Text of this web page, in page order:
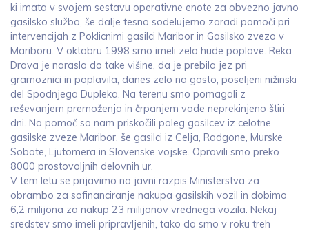
ki imata v svojem sestavu operativne enote za obvezno javno
gasilsko službo, še dalje tesno sodelujemo zaradi pomoči pri
intervencijah z Poklicnimi gasilci Maribor in Gasilsko zvezo v
Mariboru. V oktobru 1998 smo imeli zelo hude poplave. Reka
Drava je narasla do take višine, da je prebila jez pri
gramoznici in poplavila, danes zelo na gosto, poseljeni nižinski
del Spodnjega Dupleka. Na terenu smo pomagali z
reševanjem premoženja in črpanjem vode neprekinjeno štiri
dni. Na pomoč so nam priskočili poleg gasilcev iz celotne
gasilske zveze Maribor, še gasilci iz Celja, Radgone, Murske
Sobote, Ljutomera in Slovenske vojske. Opravili smo preko
8000 prostovoljnih delovnih ur.
V tem letu se prijavimo na javni razpis Ministerstva za
obrambo za sofinanciranje nakupa gasilskih vozil in dobimo
6,2 milijona za nakup 23 milijonov vrednega vozila. Nekaj
sredstev smo imeli pripravljenih, tako da smo v roku treh